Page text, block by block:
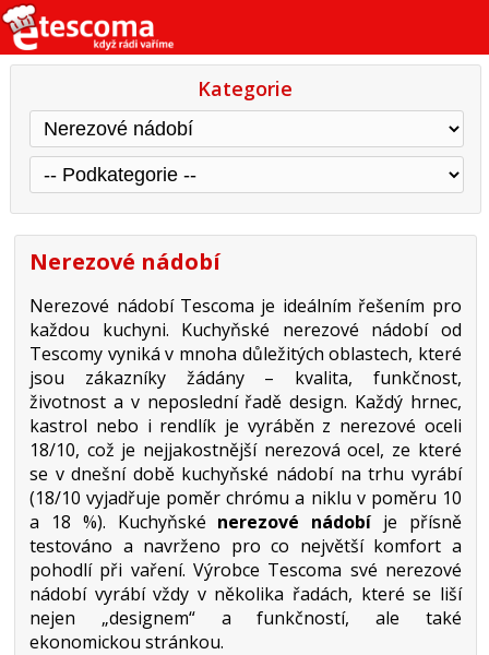
Kategorie
Nerezové nádobí
Nerezové nádobí Tescoma je ideálním řešením pro
každou kuchyni. Kuchyňské nerezové nádobí od
Tescomy vyniká v mnoha důležitých oblastech, které
jsou zákazníky žádány – kvalita, funkčnost,
životnost a v neposlední řadě design. Každý hrnec,
kastrol nebo i rendlík je vyráběn z nerezové oceli
18/10, což je nejjakostnější nerezová ocel, ze které
se v dnešní době kuchyňské nádobí na trhu vyrábí
(18/10 vyjadřuje poměr chrómu a niklu v poměru 10
a 18 %). Kuchyňské nerezové nádobí je přísně
testováno a navrženo pro co největší komfort a
pohodlí při vaření. Výrobce Tescoma své nerezové
nádobí vyrábí vždy v několika řadách, které se liší
nejen „designem“ a funkčností, ale také
ekonomickou stránkou.